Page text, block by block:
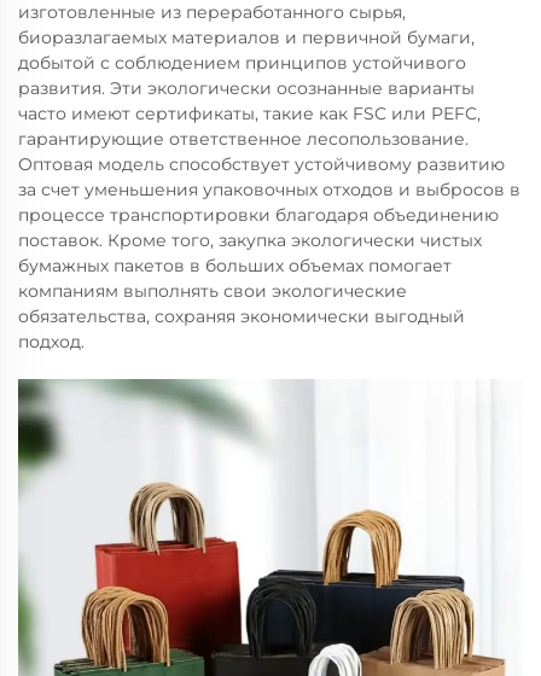
изготовленные из переработанного сырья,
биоразлагаемых материалов и первичной бумаги,
добытой с соблюдением принципов устойчивого
развития. Эти экологически осознанные варианты
часто имеют сертификаты, такие как FSC или PEFC,
гарантирующие ответственное лесопользование.
Оптовая модель способствует устойчивому развитию
за счет уменьшения упаковочных отходов и выбросов в
процессе транспортировки благодаря объединению
поставок. Кроме того, закупка экологически чистых
бумажных пакетов в больших объемах помогает
компаниям выполнять свои экологические
обязательства, сохраняя экономически выгодный
подход.